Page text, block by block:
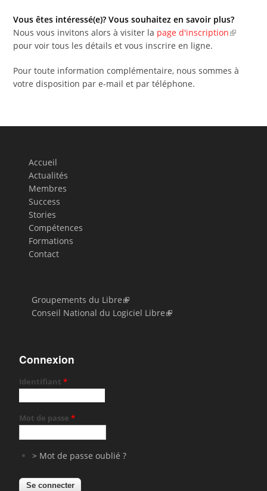
Vous êtes intéressé(e)? Vous souhaitez en savoir plus?
Nous vous invitons alors à visiter la page d'inscription
pour voir tous les détails et vous inscrire en ligne.
Pour toute information complémentaire, nous sommes à
votre disposition par e-mail et par téléphone.
Accueil
Actualités
Membres
Success
Stories
Compétences
Formations
Contact
Groupements du Libre
Conseil National du Logiciel Libre
Connexion
Identifiant*
Mot de passe*
> Mot de passe oublié ?